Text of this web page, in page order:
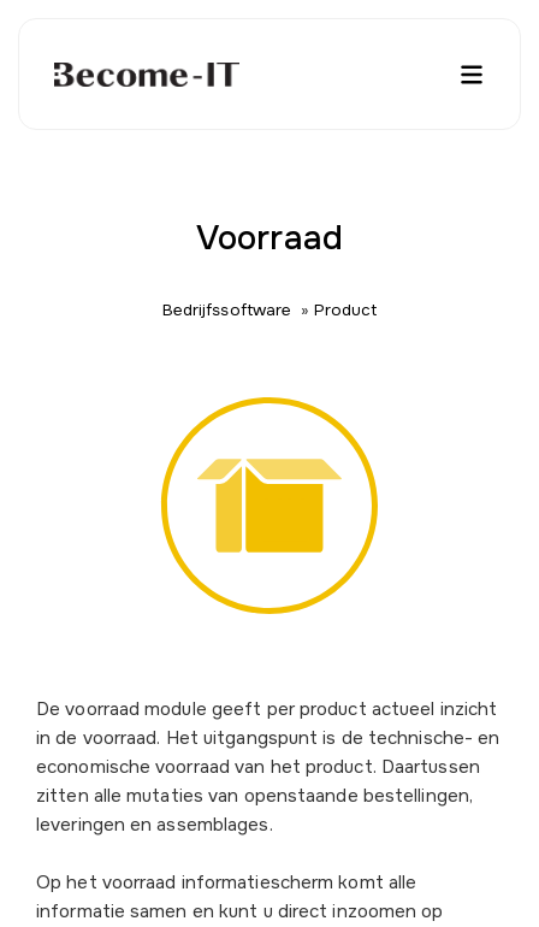
Voorraad
Bedrijfssoftware » Product
De voorraad module geeft per product actueel inzicht
in de voorraad. Het uitgangspunt is de technische- en
economische voorraad van het product. Daartussen
zitten alle mutaties van openstaande bestellingen,
leveringen en assemblages.
Op het voorraad informatiescherm komt alle
informatie samen en kunt u direct inzoomen op